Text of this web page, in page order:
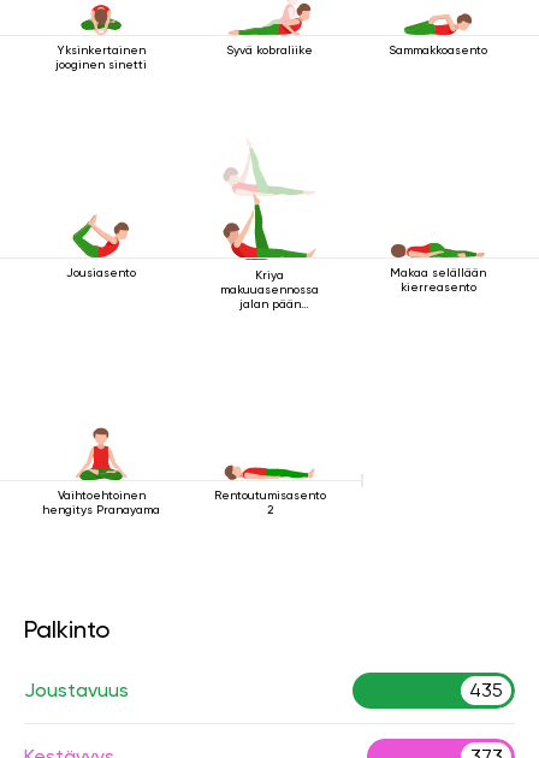
Yksinkertainen
jooginen sinetti
Syvä kobraliike Sammakkoasento
Jousiasento
Kriya
makuuasennossa
jalan pään
Makaa selällään
kierreasento
Vaihtoehtoinen
hengitys Pranayama
Rentoutumisasento
2
Palkinto
Joustavuus 435